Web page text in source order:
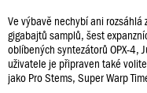
Ve výbavě nechybí ani
gigabajtů samplů, šest
oblíbených syntezátorů OPX-4,
uživatele je připraven také
jako Pro Stems, Super Warp